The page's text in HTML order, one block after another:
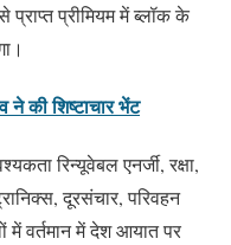
प्राप्त प्रीमियम में ब्लॉक के
ने की शिष्टाचार भेंट
रिन्यूवेबल एनर्जी, रक्षा,
दूरसंचार, परिवहन
में वर्तमान में देश आयात पर